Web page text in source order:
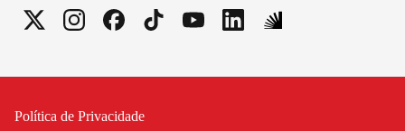
Política de Privacidade